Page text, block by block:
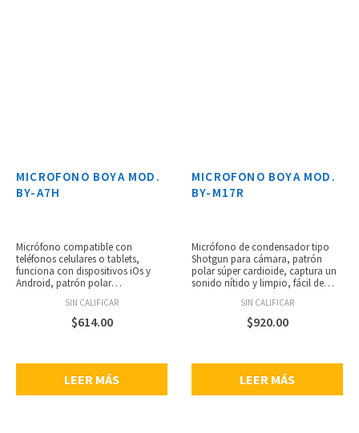
MICROFONO BOYA MOD.
BY-A7H
Micrófono compatible con
teléfonos celulares o tablets,
funciona con dispositivos iOs y
Android, patrón polar
alta calidad, plug & play, diseño
de férula de goma que garantiza la
posición fija del micrófono,
SIN CALIFICAR
$614.00
LEER MÁS
MICROFONO BOYA MOD.
BY-M17R
Micrófono de condensador tipo
Shotgun para cámara, patrón
polar súper cardioide, captura un
sonido nítido y limpio, fácil de
rosca de montaje estándar de 1/4”,
cable de audio de 3.5 mm
chapado en oro, espuma
SIN CALIFICAR
$920.00
LEER MÁS